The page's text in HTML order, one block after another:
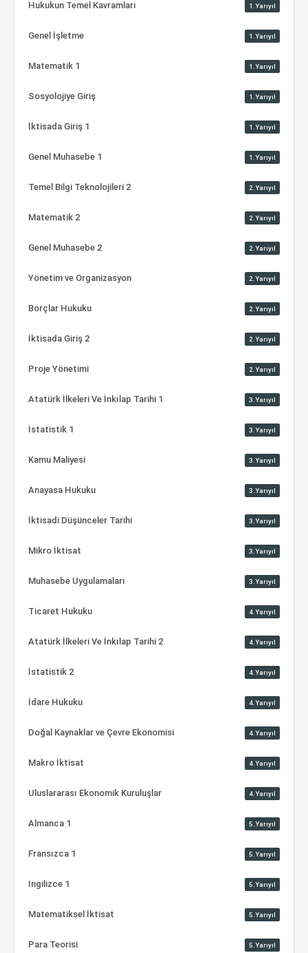
Hukukun Temel Kavramları 1.Yarıyıl
Genel İşletme 1.Yarıyıl
Matematik 1 1.Yarıyıl
Sosyolojiye Giriş 1.Yarıyıl
İktisada Giriş 1 1.Yarıyıl
Genel Muhasebe 1 1.Yarıyıl
Temel Bilgi Teknolojileri 2 2.Yarıyıl
Matematik 2 2.Yarıyıl
Genel Muhasebe 2 2.Yarıyıl
Yönetim ve Organizasyon 2.Yarıyıl
Borçlar Hukuku 2.Yarıyıl
İktisada Giriş 2 2.Yarıyıl
Proje Yönetimi 2.Yarıyıl
Atatürk İlkeleri Ve İnkılap Tarihi 1 3.Yarıyıl
İstatistik 1 3.Yarıyıl
Kamu Maliyesi 3.Yarıyıl
Anayasa Hukuku 3.Yarıyıl
İktisadi Düşünceler Tarihi 3.Yarıyıl
Mikro İktisat 3.Yarıyıl
Muhasebe Uygulamaları 3.Yarıyıl
Ticaret Hukuku 4.Yarıyıl
Atatürk İlkeleri Ve İnkılap Tarihi 2 4.Yarıyıl
İstatistik 2 4.Yarıyıl
İdare Hukuku 4.Yarıyıl
Doğal Kaynaklar ve Çevre Ekonomisi 4.Yarıyıl
Makro İktisat 4.Yarıyıl
Uluslararası Ekonomik Kuruluşlar 4.Yarıyıl
Almanca 1 5.Yarıyıl
Fransızca 1 5.Yarıyıl
Ingilizce 1 5.Yarıyıl
Matematiksel İktisat 5.Yarıyıl
Para Teorisi 5.Yarıyıl